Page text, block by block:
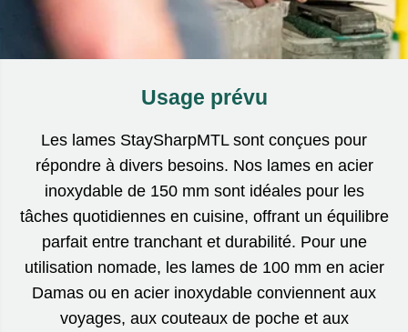
Usage prévu
Les lames StaySharpMTL sont conçues pour
répondre à divers besoins. Nos lames en acier
inoxydable de 150 mm sont idéales pour les
tâches quotidiennes en cuisine, offrant un équilibre
parfait entre tranchant et durabilité. Pour une
utilisation nomade, les lames de 100 mm en acier
Damas ou en acier inoxydable conviennent aux
voyages, aux couteaux de poche et aux